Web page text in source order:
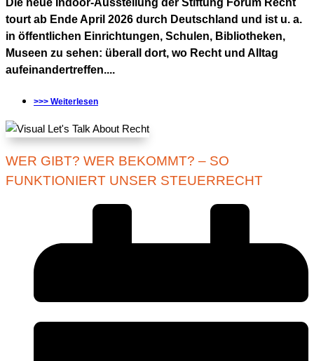
Die neue Indoor-Ausstellung der Stiftung Forum Recht
tourt ab Ende April 2026 durch Deutschland und ist u. a.
in öffentlichen Einrichtungen, Schulen, Bibliotheken,
Museen zu sehen: überall dort, wo Recht und Alltag
aufeinandertreffen....
>>> Weiterlesen
WER GIBT? WER BEKOMMT? – SO
FUNKTIONIERT UNSER STEUERRECHT